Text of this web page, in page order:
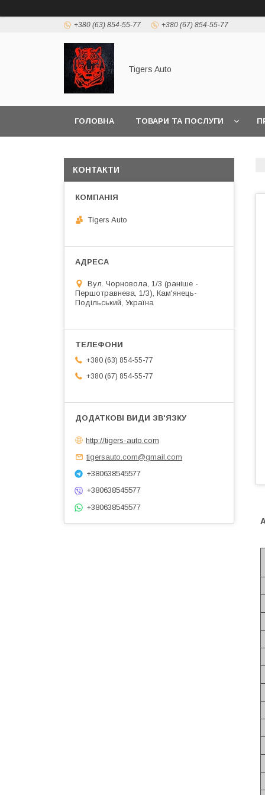
+380 (63) 854-55-77 +380 (67) 854-55-77
Tigers Auto
ГОЛОВНА ТОВАРИ ТА ПОСЛУГИ
КОНТАКТИ
Tigers Auto
Вул. Чорновола, 1/3 (раніше -
Першотравнева, 1/3), Кам'янець-
Подільський, Україна
+380 (63) 854-55-77
+380 (67) 854-55-77
http://tigers-auto.com
tigersauto.com@gmail.com
+380638545577
+380638545577
+380638545577